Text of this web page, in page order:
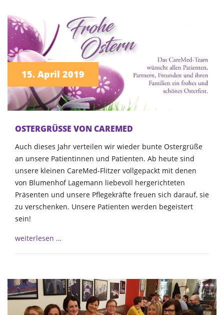
15. April 2019
OSTERGRÜSSE VON CAREMED
Auch dieses Jahr verteilen wir wieder bunte Ostergrüße
an unsere Patientinnen und Patienten. Ab heute sind
unsere kleinen CareMed-Flitzer vollgepackt mit denen
von Blumenhof Lagemann liebevoll hergerichteten
Präsenten und unsere Pflegekräfte freuen sich darauf, sie
zu verschenken. Unsere Patienten werden begeistert
sein!
weiterlesen …